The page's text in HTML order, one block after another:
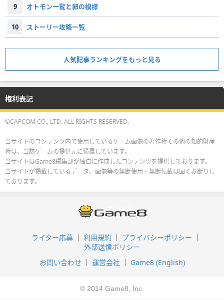
9 オトモン一覧と卵の模様
10 ストーリー攻略一覧
人気記事ランキングをもっと見る
権利表記
©CAPCOM CO., LTD. ALL RIGHTS RESERVED.
当サイトのコンテンツ内で使用しているゲーム画像の著作権その他の知的財産
権は、当該ゲームの提供元に帰属しています。
当サイトはGame8編集部が独自に作成したコンテンツを提供しております。
当サイトが掲載しているデータ、画像等の無断使用・無断転載は固くお断りし
ております。
ライター応募 利用規約
プライバシーポリシー
外部送信ポリシー
お問い合わせ
運営会社 Game8 (English)
© 2014 Game8, Inc.